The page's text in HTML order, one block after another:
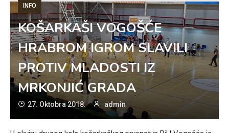
INFO
KOŠARKAŠI VOGOŠĆE
HRABROM IGROM SLAVILI
PROTIV MLADOSTI IZ
MRKONJIĆ GRADA
27. Oktobra 2018. admin